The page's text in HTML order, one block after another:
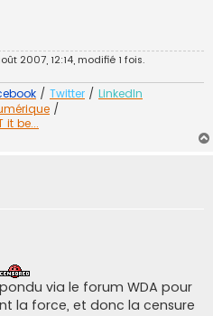
2007, 12:14, modifié 1 fois.
/ Twitter / LinkedIn
/
it be...
via le forum WDA pour
la force, et donc la censure